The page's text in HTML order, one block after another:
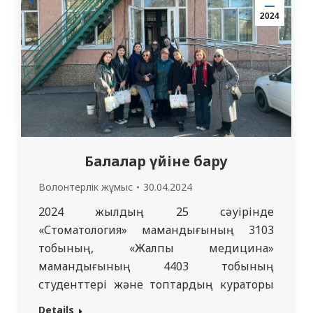
м. ғ. к. Мирзакаримова Д. Б.) және “Семей
медицина университеті” КеАҚ жұқпалы
аурулар, дерматовенерология және
иммунология…
2024
Балалар үйіне бару
Волонтерлік жұмыс 30.04.2024
2024 жылдың 25 сәуірінде
«Стоматология» мамандығының 3103
тобының, «Жалпы медицина»
мамандығының 4403 тобының
студенттері және топтардың кураторы
Жазықбаева Л.К қайырымдылық
Details